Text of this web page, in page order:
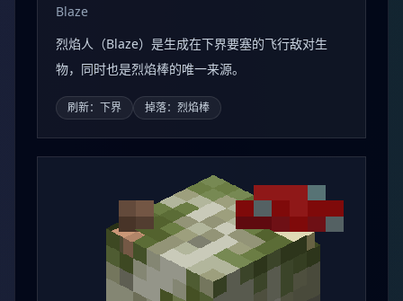
Blaze
烈焰人（Blaze）是生成在下界要塞的飞行敌对生
物，同时也是烈焰棒的唯一来源。
刷新：下界 掉落：烈焰棒